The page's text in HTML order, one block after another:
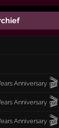
Anniversary 🎬
Anniversary 🎬
Anniversary 🎬